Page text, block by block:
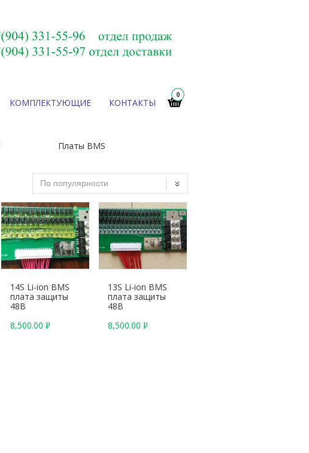
0
КОМПЛЕКТУЮЩИЕ КОНТАКТЫ
Платы BMS
14S Li-ion BMS
плата защиты
48В
8,500.00 Р
13S Li-ion BMS
плата защиты
48В
8,500.00Р